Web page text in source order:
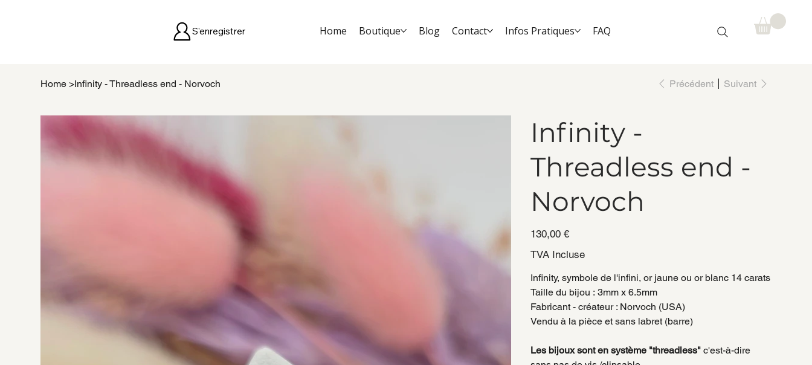
S'enregistrer Home Boutique Blog Contact Infos Pratiques FAQ
Home >Infinity - Threadless end - Norvoch Précédent Suivant
Infinity -
Threadless end -
Norvoch
130,00 €
TVA Incluse
Infinity, symbole de l'infini, or jaune ou or blanc 14 carats
Taille du bijou : 3mm x 6.5mm
Fabricant - créateur : Norvoch (USA)
Vendu à la pièce et sans labret (barre)
Les bijoux sont en système "threadless"c'est-à-dire